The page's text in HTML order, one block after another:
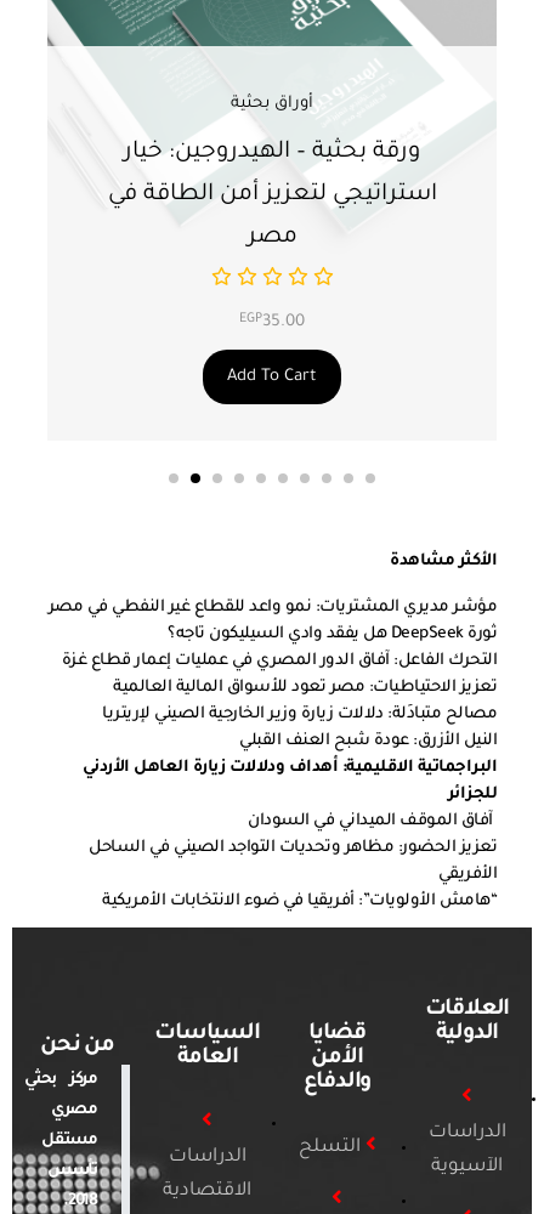
أوراق بحثية
ورقة بحثية – الهيدروجين: خيار
استراتيجي لتعزيز أمن الطاقة في
مصر
EGP35.00
Add To Cart
الأكثر مشاهدة
مؤشر مديري المشتريات: نمو واعد للقطاع غير النفطي في مصر
ثورة DeepSeek هل يفقد وادي السيليكون تاجه؟
التحرك الفاعل: آفاق الدور المصري في عمليات إعمار قطاع غزة
تعزيز الاحتياطيات: مصر تعود للأسواق المالية العالمية
مصالح متبادَلة: دلالات زيارة وزير الخارجية الصيني لإريتريا
النيل الأزرق: عودة شبح العنف القبلي
البراجماتية الاقليمية: أهداف ودلالات زيارة العاهل الأردني
للجزائر
آفاق الموقف الميداني في السودان
تعزيز الحضور: مظاهر وتحديات التواجد الصيني في الساحل
الأفريقي
“هامش الأولويات”: أفريقيا في ضوء الانتخابات الأمريكية
العلاقات
الدولية
الدراسات
الآسيوية
قضايا
الأمن
والدفاع
التسلح
السياسات
العامة
الدراسات
الاقتصادية
من نحن
مركز بحثي
مصري
مستقل
تأسس
2018.